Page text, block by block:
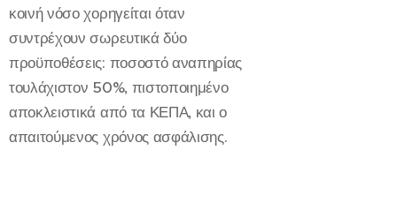
κοινή νόσο χορηγείται όταν
συντρέχουν σωρευτικά δύο
προϋποθέσεις: ποσοστό αναπηρίας
τουλάχιστον 50%, πιστοποιημένο
αποκλειστικά από τα ΚΕΠΑ, και ο
απαιτούμενος χρόνος ασφάλισης.